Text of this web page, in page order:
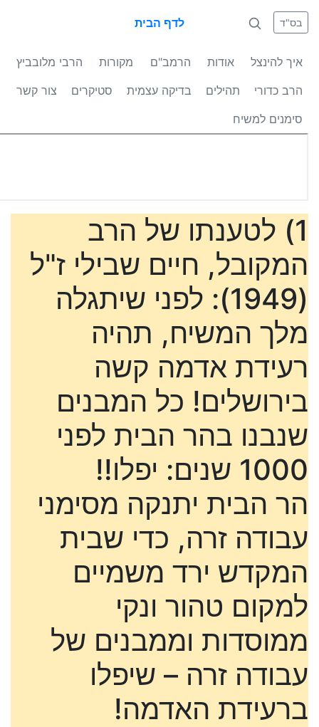
לדף הבית בס"ד
איך להינצל אודות הרמב"ם מקורות
הרבי מלובביץ
הרב כדורי
תהילים בדיקה עצמית סטיקרים
צור קשר
סימנים למשיח
1) לטענתו של הרב
המקובל, חיים שבילי ז"ל
(1949): לפני שיתגלה
מלך המשיח, תהיה
רעידת אדמה קשה
בירושלים! כל המבנים
שנבנו בהר הבית לפני
1000 שנים: יפלו!!
הר הבית יתנקה מסימני
עבודה זרה, כדי שבית
המקדש ירד משמיים
למקום טהור ונקי
ממוסדות וממבנים של
עבודה זרה – שיפלו
ברעידת האדמה!